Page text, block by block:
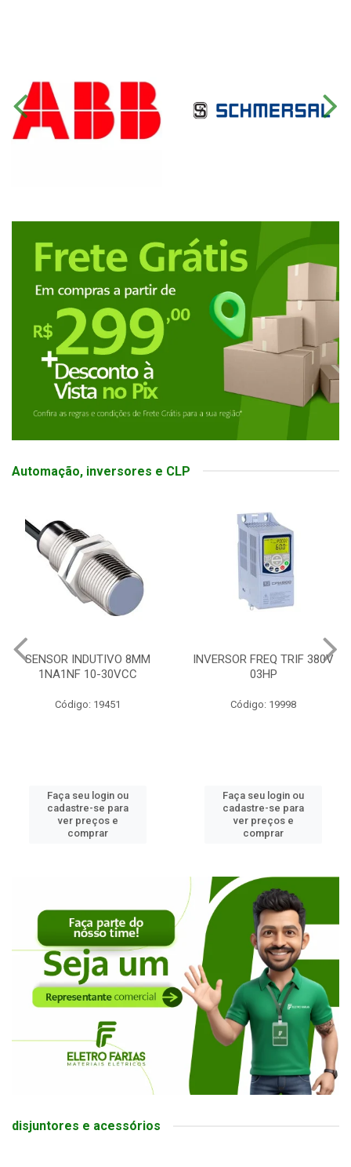
Automação, inversores e CLP
SENSOR INDUTIVO 8MM
1NA1NF 10-30VCC
Código: 19451
Faça seu login ou
cadastre-se para
ver preços e
comprar
INVERSOR FREQ TRIF 380V
03HP
Código: 19998
Faça seu login ou
cadastre-se para
ver preços e
comprar
disjuntores e acessórios